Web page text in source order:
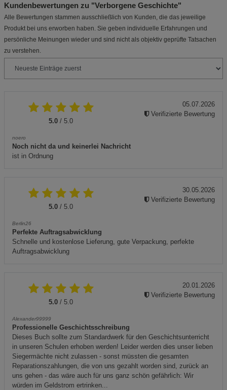
Kundenbewertungen zu "Verborgene Geschichte"
Alle Bewertungen stammen ausschließlich von Kunden, die das jeweilige
Produkt bei uns erworben haben. Sie geben individuelle Erfahrungen und
persönliche Meinungen wieder und sind nicht als objektiv geprüfte Tatsachen
zu verstehen.
5.0 / 5.0
noero
Noch nicht da und keinerlei Nachricht
ist in Ordnung
05.07.2026
Verifizierte Bewertung
5.0 / 5.0
Berlin26
Perfekte Auftragsabwicklung
Schnelle und kostenlose Lieferung, gute Verpackung, perfekte
Auftragsabwicklung
30.05.2026
Verifizierte Bewertung
5.0 / 5.0
Alexander99999
Professionelle Geschichtsschreibung
Dieses Buch sollte zum Standardwerk für den Geschichtsunterricht
in unseren Schulen erhoben werden! Leider werden dies unser lieben
Siegermächte nicht zulassen - sonst müssten die gesamten
Reparationszahlungen, die von uns gezahlt worden sind, zurück an
uns gehen - das wäre auch für uns ganz schön gefährlich: Wir
würden im Geldstrom ertrinken...
20.01.2026
Verifizierte Bewertung